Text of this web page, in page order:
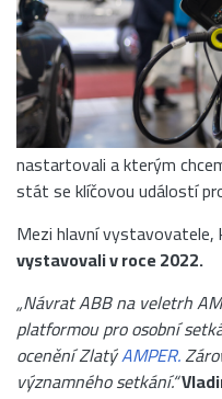
nastartovali a kterým
stát se klíčovou událostí
Mezi hlavní
vystavovali v roce 2022.
„Návrat ABB na veletrh
platformou pro osobní
ocenění ZlatýAMPER.
významného setkání.“